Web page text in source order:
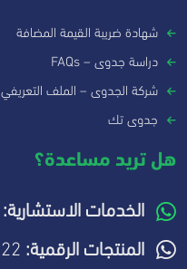
شهادة ضريبة القيمة المضافة
دراسة جدوى – FAQs
شركة الجدوى – الملف التعريفي
جدوى تك
هل تريد مساعدة؟
الخدمات الاستشارية:
المنتجات الرقمية: